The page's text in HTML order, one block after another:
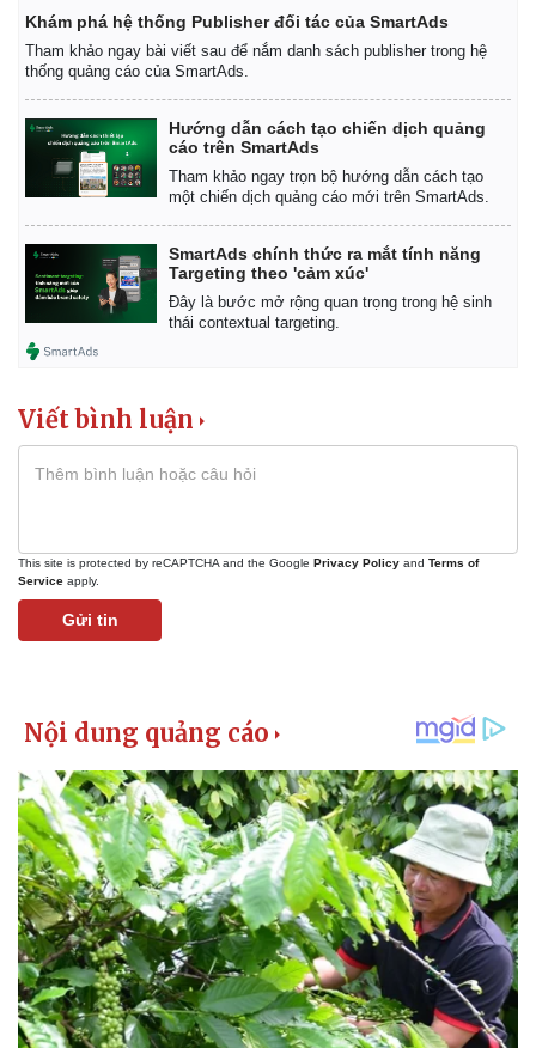
Khám phá hệ thống Publisher đối tác của SmartAds
Tham khảo ngay bài viết sau để nắm danh sách publisher trong hệ
thống quảng cáo của SmartAds.
Hướng dẫn cách tạo chiến dịch quảng
cáo trên SmartAds
Tham khảo ngay trọn bộ hướng dẫn cách tạo
một chiến dịch quảng cáo mới trên SmartAds.
SmartAds chính thức ra mắt tính năng
Targeting theo 'cảm xúc'
Đây là bước mở rộng quan trọng trong hệ sinh
thái contextual targeting.
Viết bình luận
This site is protected by reCAPTCHA and the Google Privacy Policy and Terms of
Service apply.
Gửi tin